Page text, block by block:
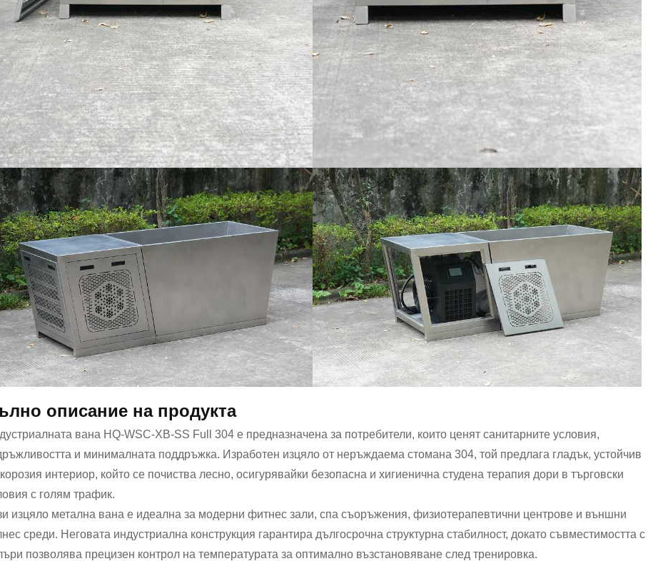
описание на продукта
вана HQ-WSC-XB-SS Full 304 е предназначена за потребители, които ценят санитарните условия,
и минималната поддръжка. Изработен изцяло от неръждаема стомана 304, той предлага гладък, устойчив
интериор, който се почиства лесно, осигурявайки безопасна и хигиенична студена терапия дори в търговски
с голям трафик.
изцяло метална вана е идеална за модерни фитнес зали, спа съоръжения, физиотерапевтични центрове и външни
среди. Неговата индустриална конструкция гарантира дългосрочна структурна стабилност, докато съвместимостта с
позволява прецизен контрол на температурата за оптимално възстановяване след тренировка.